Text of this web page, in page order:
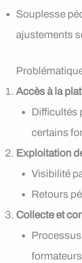
Souplesse
ajustements
Accès à la
Difficultés
certains
Exploitation
Visibilité
Retours
Collecte et
formateurs